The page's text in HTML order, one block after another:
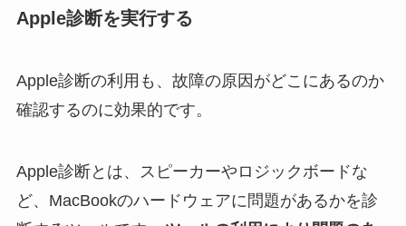
Apple診断を実行する
Apple診断の利用も、故障の原因がどこにあるのか
確認するのに効果的です。
Apple診断とは、スピーカーやロジックボードな
ど、MacBookのハードウェアに問題があるかを診